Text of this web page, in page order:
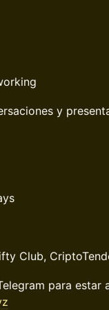
y
Club,
para estar